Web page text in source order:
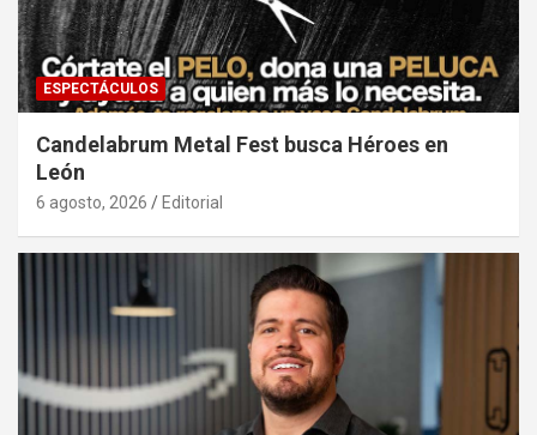
ESPECTÁCULOS
Candelabrum Metal Fest busca Héroes en
León
6 agosto, 2026 Editorial